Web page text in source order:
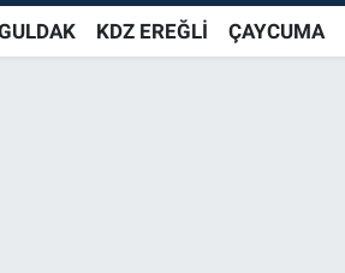
KDZ EREĞLİ ÇAYCUMA